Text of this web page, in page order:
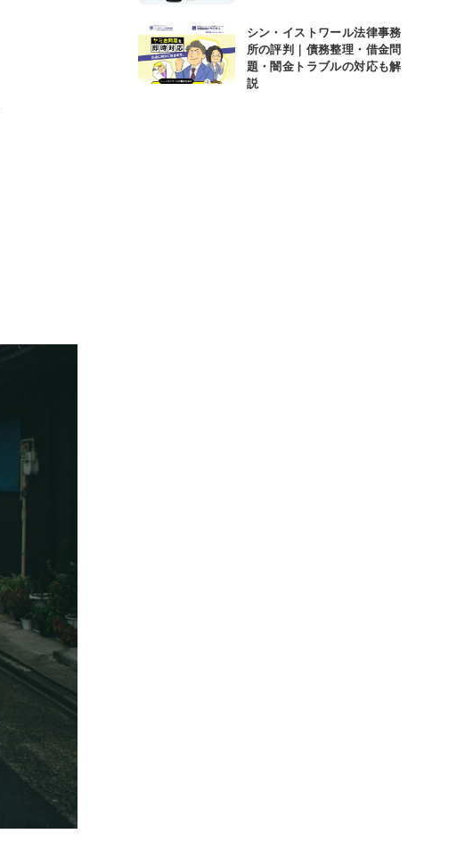
シン・イストワール法律事務
所の評判｜債務整理・借金問
題・闇金トラブルの対応も解
説